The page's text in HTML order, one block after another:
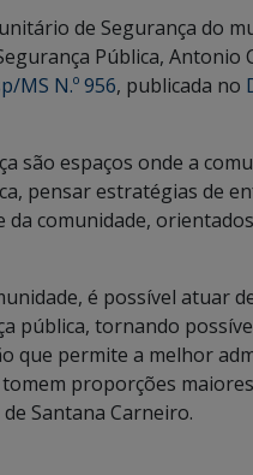
de Segurança do
Pública,
MS N.º 956, publicada no
são espaços onde a
pensar estratégias de
comunidade,
é possível atuar
pública, tornando
que permite a melhor
proporções
Santana Carneiro.